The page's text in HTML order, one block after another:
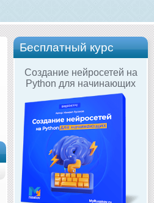
Бесплатный курс
Создание нейросетей на
Python для начинающих